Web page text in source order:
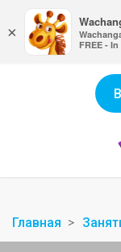
Главная
×
FREE -